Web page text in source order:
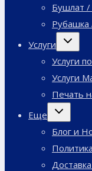
Бушлат /
Рубашка
Услуги
дочернее
Услуги
Услуги
Печать
Еще
дочернее
Блог и